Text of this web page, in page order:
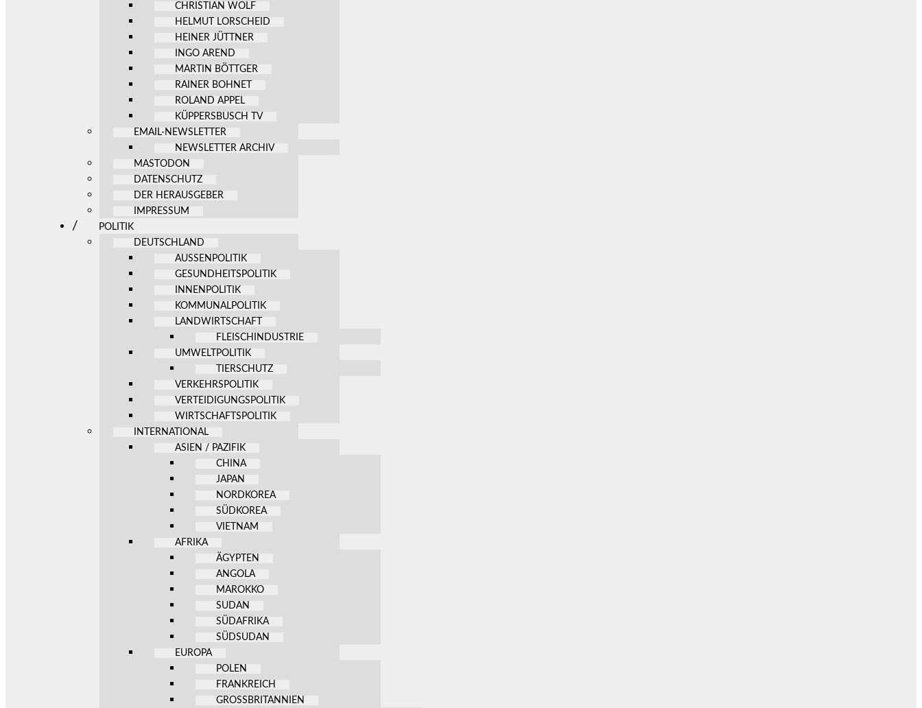
CHRISTIAN WOLF
HELMUT LORSCHEID
HEINER JÜTTNER
INGO AREND
MARTIN BÖTTGER
RAINER BOHNET
ROLAND APPEL
KÜPPERSBUSCH TV
EMAIL-NEWSLETTER
NEWSLETTER ARCHIV
MASTODON
DATENSCHUTZ
DER HERAUSGEBER
IMPRESSUM
POLITIK
DEUTSCHLAND
AUSSENPOLITIK
GESUNDHEITSPOLITIK
INNENPOLITIK
KOMMUNALPOLITIK
LANDWIRTSCHAFT
FLEISCHINDUSTRIE
UMWELTPOLITIK
TIERSCHUTZ
VERKEHRSPOLITIK
VERTEIDIGUNGSPOLITIK
WIRTSCHAFTSPOLITIK
INTERNATIONAL
ASIEN / PAZIFIK
CHINA
JAPAN
NORDKOREA
SÜDKOREA
VIETNAM
AFRIKA
ÄGYPTEN
ANGOLA
MAROKKO
SUDAN
SÜDAFRIKA
SÜDSUDAN
EUROPA
POLEN
FRANKREICH
GROSSBRITANNIEN